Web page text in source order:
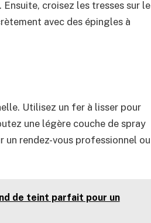
croisez les tresses sur le
avec des épingles à
Utilisez un fer à lisser pour
une légère couche de spray
un rendez-vous professionnel ou
de teint parfait pour un